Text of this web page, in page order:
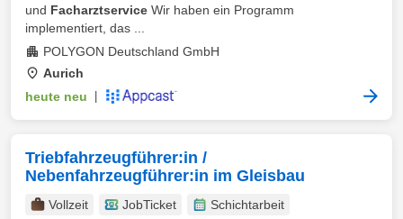
und Facharztservice Wir haben ein Programm
implementiert, das ...
POLYGON Deutschland GmbH
Aurich
heute neu
Triebfahrzeugführer:in /
Nebenfahrzeugführer:in im Gleisbau
Vollzeit JobTicket
Schichtarbeit